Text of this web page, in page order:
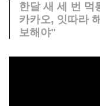
한달 새 세 번
카카오, 잇따라
보해야"